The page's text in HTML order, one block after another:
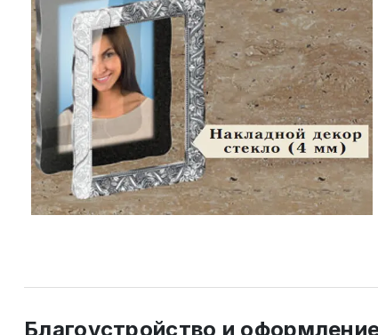
Благоустройство и